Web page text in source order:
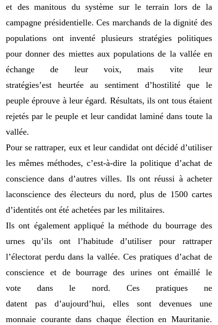
et des manitous du système sur le terrain lors de la
campagne présidentielle. Ces marchands de la dignité des
populations ont inventé plusieurs stratégies politiques
pour donner des miettes aux populations de la vallée en
échange de leur
voix, mais vite leur
stratégies’est heurtée
au sentiment d’hostilité que le
peuple éprouve à leur égard. Résultats, ils ont tous étaient
rejetés par le peuple et leur candidat laminé dans toute la
vallée.
Pour se rattraper, eux et leur candidat ont décidé d’utiliser
les mêmes méthodes, c’est-à-dire la politique d’achat de
conscience dans d’autres villes. Ils ont réussi à acheter
laconscience des électeurs du nord, plus de 1500 cartes
d’identités ont été achetées par les militaires.
Ils ont également appliqué la méthode du bourrage des
urnes
qu’ils ont l’habitude d’utiliser
pour rattraper
l’électorat perdu dans la vallée. Ces pratiques d’achat de
conscience et de bourrage des urines ont émaillé le
vote
dans le nord. Ces pratiques ne
datent
pas
d’aujourd’hui, elles sont devenues une
monnaie courante dans chaque élection en Mauritanie.